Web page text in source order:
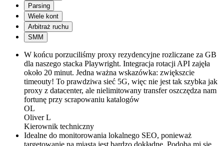
Parsing
Wiele kont
Arbitraż ruchu
SMM
W końcu porzuciliśmy proxy rezydencyjne rozliczane za GB
dla naszego stacka Playwright. Integracja rotacji API zajęła
około 20 minut. Jedna ważna wskazówka: zwiększcie
timeouty! To prawdziwa sieć 5G, więc nie jest tak szybka jak
proxy z datacenter, ale nielimitowany transfer oszczędza nam
fortunę przy scrapowaniu katalogów
OL
Oliver L
Kierownik techniczny
Idealne do monitorowania lokalnego SEO, ponieważ